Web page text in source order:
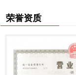
荣誉资质